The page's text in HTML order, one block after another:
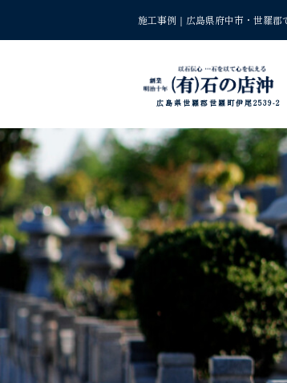
施工事例｜広島県府中市・世羅
広島県世羅郡世羅町伊尾2539-2